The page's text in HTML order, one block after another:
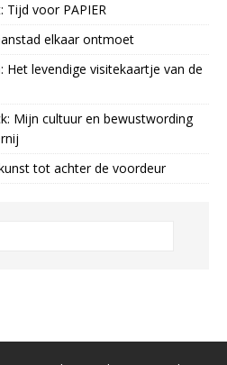
Tijd voor PAPIER
elkaar ontmoet
Het levendige visitekaartje van de
Mijn cultuur en bewustwording
tot achter de voordeur